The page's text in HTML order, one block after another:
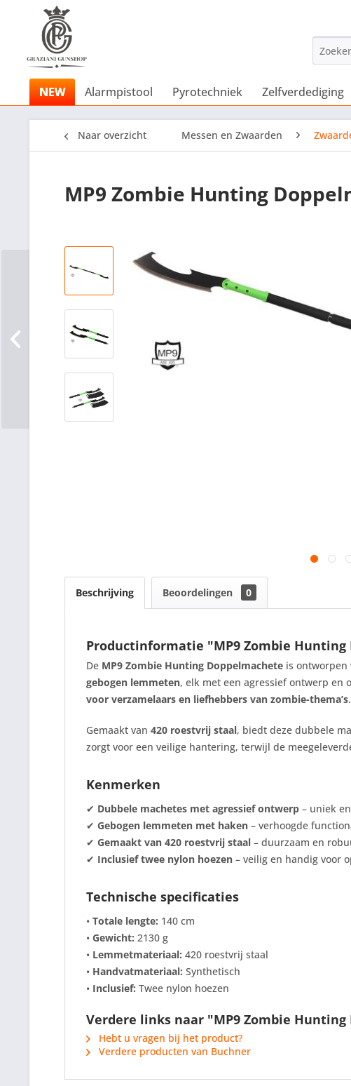
NEW Alarmpistool Pyrotechniek Zelfverdediging
Naar overzicht Messen en Zwaarden
MP9 Zombie Hunting
Beschrijving Beoordelingen 0
Productinformatie "MP9 Zombie Hunting
De MP9 Zombie Hunting Doppelmachete is ontworpen
gebogen lemmeten, elk met een agressief ontwerp en
voor verzamelaars en liefhebbers van zombie-thema’s.
Gemaakt van 420 roestvrij staal, biedt deze dubbele
zorgt voor een veilige hantering, terwijl de
Kenmerken
✔ Dubbele machetes met agressief ontwerp – uniek
✔ Gebogen lemmeten met haken – verhoogde
✔ Gemaakt van 420 roestvrij staal – duurzaam en
✔ Inclusief twee nylon hoezen – veilig en handig voor
Technische specificaties
• Totale lengte: 140 cm
• Gewicht: 2130 g
• Lemmetmateriaal: 420 roestvrij staal
• Handvatmateriaal: Synthetisch
• Inclusief: Twee nylon hoezen
Verdere links naar "MP9 Zombie
Hebt u vragen bij het product?
Verdere producten van Buchner